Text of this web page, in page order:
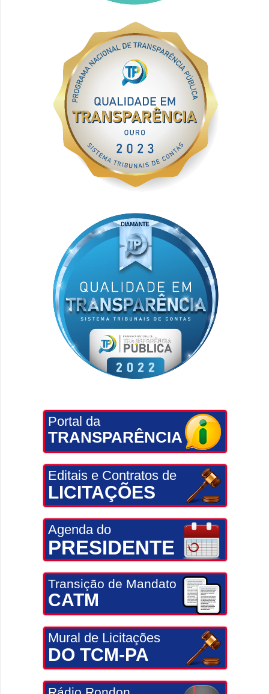
Portal da
TRANSPARÊNCIA
Editais e Contratos de
LICITAÇÕES
Agenda do
PRESIDENTE
Transição de Mandato
CATM
Mural de Licitações
DO TCM-PA